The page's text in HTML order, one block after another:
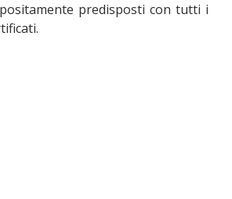
predisposti con tutti i